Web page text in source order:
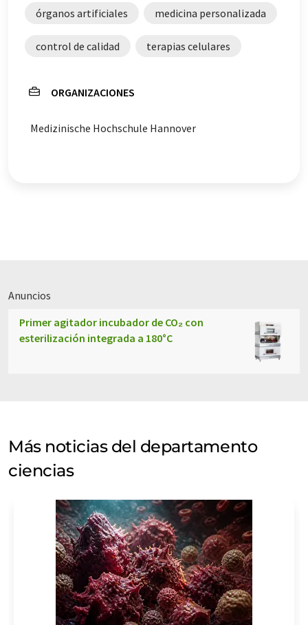
órganos artificiales medicina personalizada
control de calidad terapias celulares
ORGANIZACIONES
Medizinische Hochschule Hannover
Anuncios
Primer agitador incubador de CO₂ con
esterilización integrada a 180°C
Más noticias del departamento
ciencias